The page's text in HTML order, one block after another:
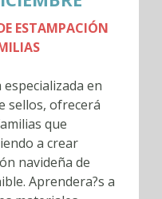
ESTAMPACIÓN
especializada en
sellos, ofrecerá
que
a crear
navideña de
Aprendera?s a